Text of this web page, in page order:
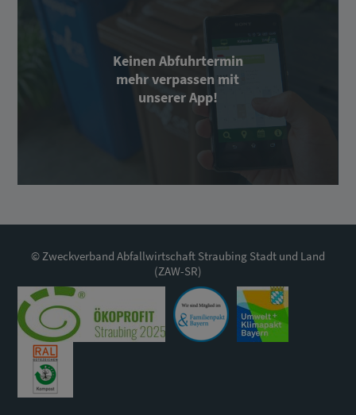
Keinen Abfuhrtermin
mehr verpassen mit
unserer App!
© Zweckverband Abfallwirtschaft Straubing Stadt und Land
(ZAW-SR)